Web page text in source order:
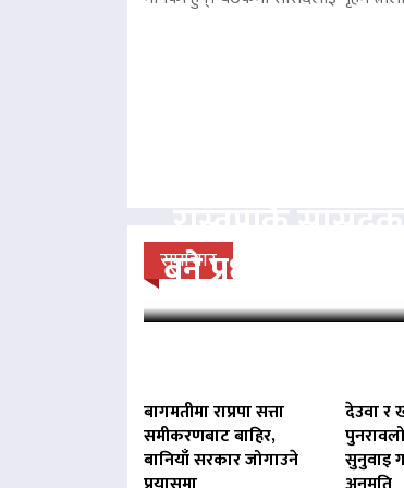
समाचार
बने प्रधानमन्त्री
बागमतीमा राप्रपा सत्ता
समीकरणबाट बाहिर,
बानियाँ सरकार जोगाउने
देउवा र
सुनुवाइ